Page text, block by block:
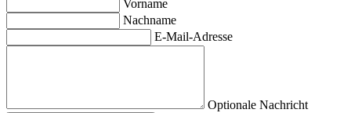
Vorname
Nachname
E-Mail-Adresse
Optionale Nachricht